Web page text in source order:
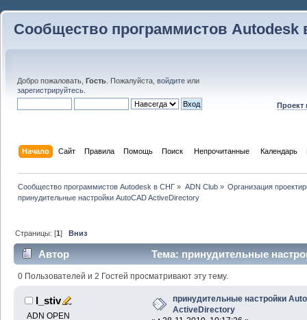
Сообщество программистов Autodesk
Добро пожаловать, Гость . Пожалуйста, войдите или
зарегистрируйтесь
Проект
Начало Сайт Правила Помощь Поиск Непрочитанные Календарь
Сообщество программистов Autodesk в СНГ » ADN Club» Организация
принудительные настройки AutoCAD ActiveDirectory
Страницы: [1]Вниз
Автор
Тема: принудительные
(Прочитано 46543 раз)
0 Пользователей и 2 Гостей просматривают эту тему.
I_stiv
ADN OPEN
принудительные настройки
ActiveDirectory